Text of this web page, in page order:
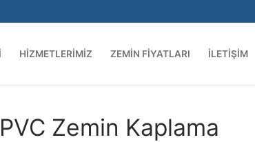
HIZMETLERIMIZ ZEMIN FIYATLARI İLETIŞIM
Zemin Kaplama